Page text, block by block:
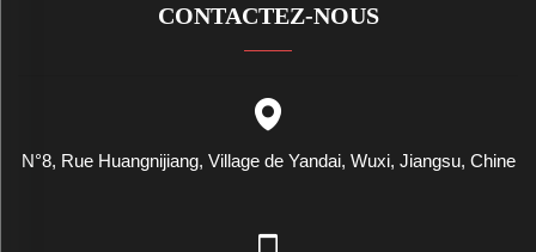
CONTACTEZ-NOUS
N°8, Rue Huangnijiang, Village de Yandai, Wuxi, Jiangsu, Chine